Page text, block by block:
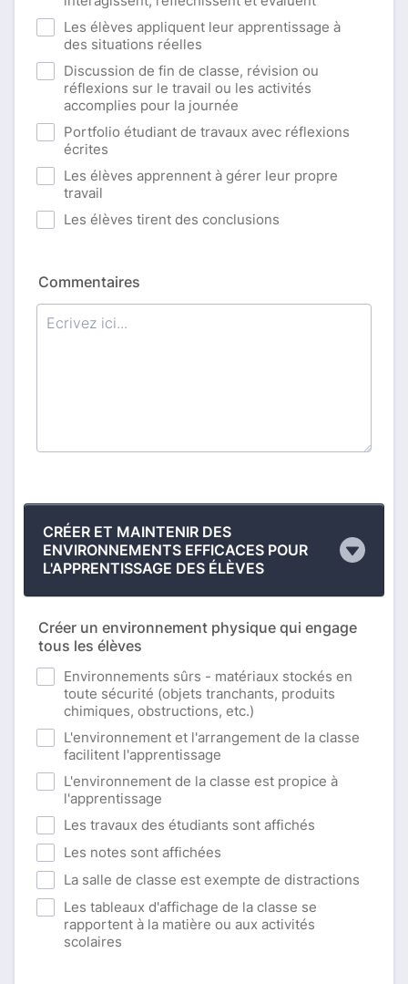
Les élèves appliquent leur apprentissage à
des situations réelles
Discussion de fin de classe, révision ou
réflexions sur le travail ou les activités
accomplies pour la journée
Portfolio étudiant de travaux avec réflexions
écrites
Les élèves apprennent à gérer leur propre
travail
Les élèves tirent des conclusions
Commentaires
CRÉER ET MAINTENIR DES
ENVIRONNEMENTS EFFICACES POUR
L'APPRENTISSAGE DES ÉLÈVES
Créer un environnement physique qui engage
tous les élèves
Environnements sûrs - matériaux stockés en
toute sécurité (objets tranchants, produits
chimiques, obstructions, etc.)
L'environnement et l'arrangement de la classe
facilitent l'apprentissage
L'environnement de la classe est propice à
l'apprentissage
Les travaux des étudiants sont affichés
Les notes sont affichées
La salle de classe est exempte de distractions
Les tableaux d'affichage de la classe se
rapportent à la matière ou aux activités
scolaires